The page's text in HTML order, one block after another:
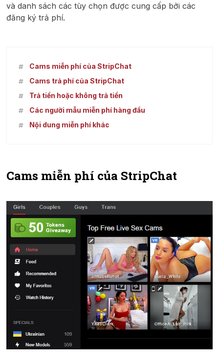
và danh sách các tùy chọn được cung cấp bởi các
đăng ký trả phí.
Cams miễn phí của StripChat
Cams trả phí của StripChat
Trả tiền hoặc không trả tiền
Các người mẫu miễn phí hàng đầu
Nội dung miễn phí khác
Cams miễn phí của StripChat